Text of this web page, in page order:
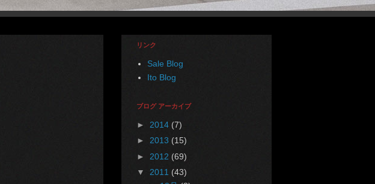
リンク
Sale Blog
Ito Blog
ブログ アーカイブ
► 2014 (7)
► 2013 (15)
► 2012 (69)
▼ 2011 (43)